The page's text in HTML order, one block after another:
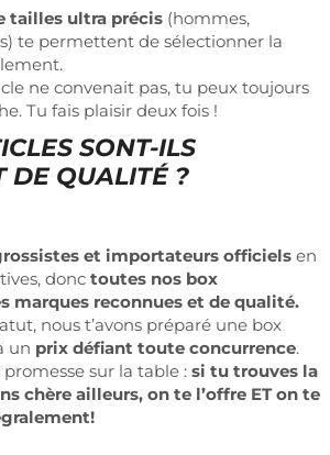
tailles ultra précis (hommes,
te permettent de sélectionner la
ne convenait pas, tu peux toujours
Tu fais plaisir deux fois !
SONT-ILS
DE QUALITÉ ?
et importateurs officiels en
donc toutes nos box
marques reconnues et de qualité.
nous t’avons préparé une box
un prix défiant toute concurrence.
sur la table : si tu trouves la
chère ailleurs, on te l’offre ET on te